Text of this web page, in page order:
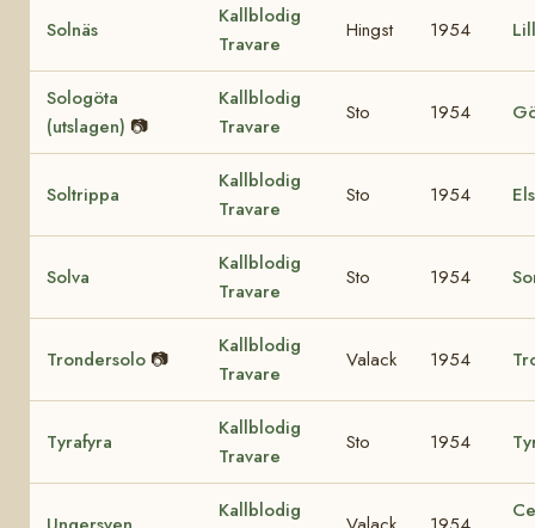
Solnäs
Kallblodig
Travare
Hingst 1954
Sologöta
(utslagen) 📷
Kallblodig
Travare
Sto 1954
Soltrippa
Kallblodig
Travare
Sto 1954
Solva
Kallblodig
Travare
Sto 1954
Trondersolo 📷
Kallblodig
Travare
Valack 1954
Tyrafyra
Kallblodig
Travare
Sto 1954
Kallblodig